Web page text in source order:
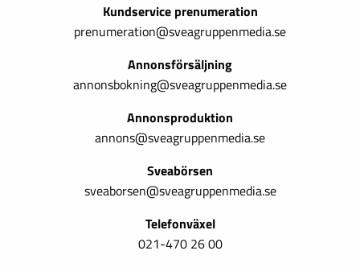
Kundservice prenumeration
prenumeration@sveagruppenmedia.se
Annonsförsäljning
annonsbokning@sveagruppenmedia.se
Annonsproduktion
annons@sveagruppenmedia.se
Sveabörsen
sveaborsen@sveagruppenmedia.se
Telefonväxel
021-470 26 00